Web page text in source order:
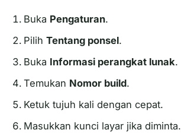
Buka Pengaturan.
Pilih Tentang ponsel.
Buka Informasi perangkat lunak.
Temukan Nomor build.
Ketuk tujuh kali dengan cepat.
Masukkan kunci layar jika diminta.